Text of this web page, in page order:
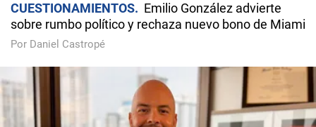
CUESTIONAMIENTOS
Emilio González advierte
sobre rumbo político y rechaza nuevo bono de Miami
Por Daniel Castropé